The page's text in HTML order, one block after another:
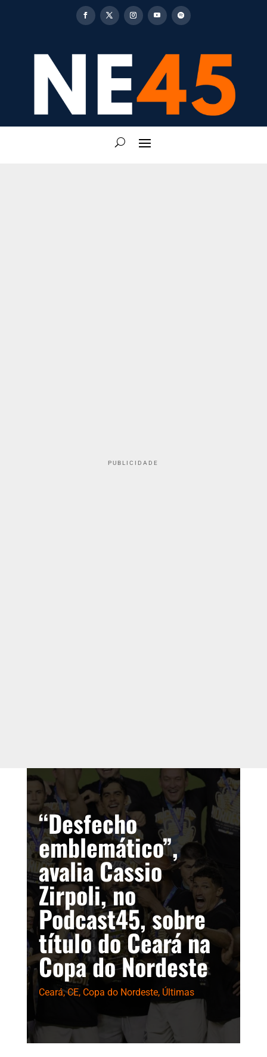
PUBLICIDADE
“Desfecho
emblemático”,
avalia Cassio
Zirpoli, no
Podcast45, sobre
título do Ceará na
Copa do Nordeste
Ceará,CE, Copa do Nordeste, Últimas